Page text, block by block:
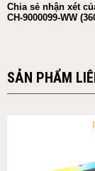
Chia sẻ nhận xét
CH-9000099-WW
SẢN PHẨM